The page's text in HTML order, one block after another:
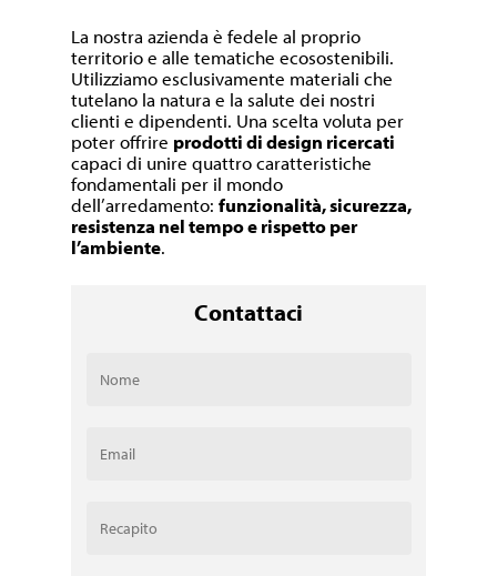
La nostra azienda è fedele al proprio
territorio e alle tematiche ecosostenibili.
Utilizziamo esclusivamente materiali che
tutelano la natura e la salute dei nostri
clienti e dipendenti. Una scelta voluta per
poter offrire prodotti di design ricercati
capaci di unire quattro caratteristiche
fondamentali per il mondo
dell’arredamento:funzionalità, sicurezza,
resistenza nel tempo e rispetto per
l’ambiente.
Contattaci